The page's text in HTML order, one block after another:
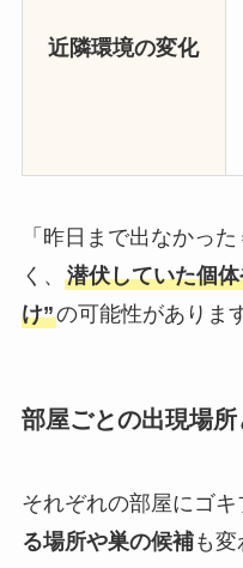
近隣環境の変化
「昨日まで出なかっ
く、 潜伏していた個
け”の可能性がありま
部屋ごとの出現場
それぞれの部屋にゴキ
る場所や巣の候補も変